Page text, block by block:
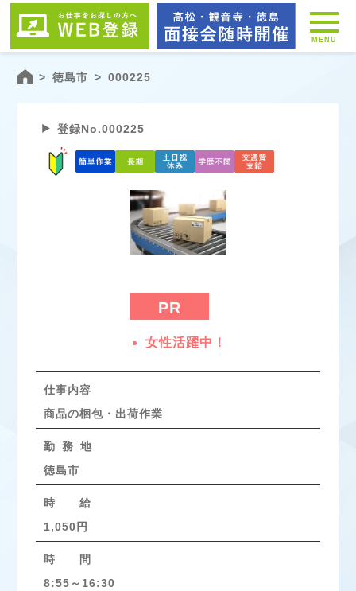
MENU
> 徳島市 > 000225
登録No.000225
PR
女性活躍中！
仕事内容
商品の梱包・出荷作業
勤 務 地
徳島市
時 給
1,050円
時 間
8:55～16:30